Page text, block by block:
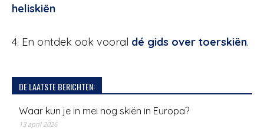
heliskiën
4. En ontdek ook vooral dé gids over toerskiën.
DE LAATSTE BERICHTEN:
Waar kun je in mei nog skiën in Europa?
13 april 2026